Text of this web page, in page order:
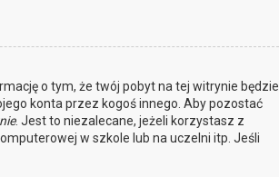
o tym, że twój pobyt na tej witrynie będzie
konta przez kogoś innego. Aby pozostać
. Jest to niezalecane, jeżeli korzystasz z
w szkole lub na uczelni itp. Jeśli